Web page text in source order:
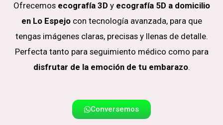
Ofrecemos ecografía 3D y ecografía 5D a domicilio
en Lo Espejo con tecnología avanzada, para que
tengas imágenes claras, precisas y llenas de detalle.
Perfecta tanto para seguimiento médico como para
disfrutar de la emoción de tu embarazo.
Conversemos